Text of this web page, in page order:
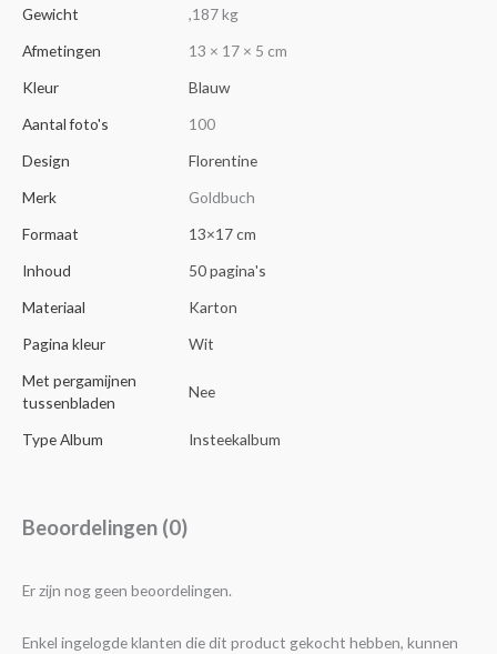
Gewicht
,187 kg
Afmetingen
13 × 17 × 5 cm
Kleur
Blauw
Aantal foto's
100
Design
Florentine
Merk
Goldbuch
Formaat
13×17 cm
Inhoud
50 pagina's
Materiaal
Karton
Pagina kleur
Wit
Met pergamijnen
tussenbladen
Nee
Type Album Insteekalbum
Beoordelingen (0)
Er zijn nog geen beoordelingen.
Enkel ingelogde klanten die dit product gekocht hebben, kunnen